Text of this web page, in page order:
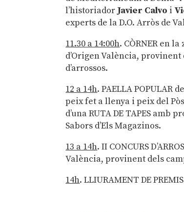
l’historiador Javier Calvo i
experts de la D.O. Arròs de
11.30 a 14:00h. CÒRNER en
d’Origen València, provinent
d’arrossos.
12 a 14h. PAELLA
peix fet a llenya i peix del
d’una RUTA DE TAPES amb
Sabors d’Els Magazinos.
13 a 14h. II CONCURS
València, provinent dels
14h. LLIURAMENT DE